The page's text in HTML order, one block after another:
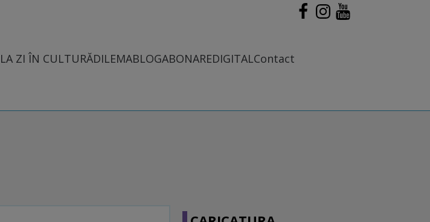
LA ZI ÎN CULTURĂDILEMABLOGABONAREDIGITALContact